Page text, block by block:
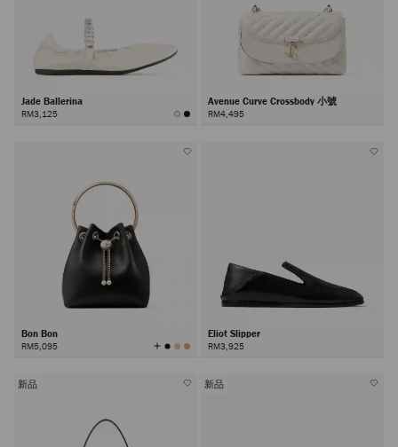
Jade Ballerina
RM3,125
Avenue Curve Crossbody 小號
RM4,495
Bon Bon
RM5,095 查
看
Eliot Slipper
RM3,925
新品 新品